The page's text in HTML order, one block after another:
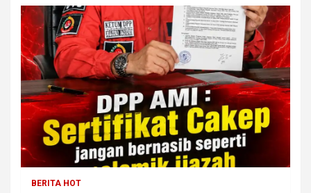
BERITA HOT